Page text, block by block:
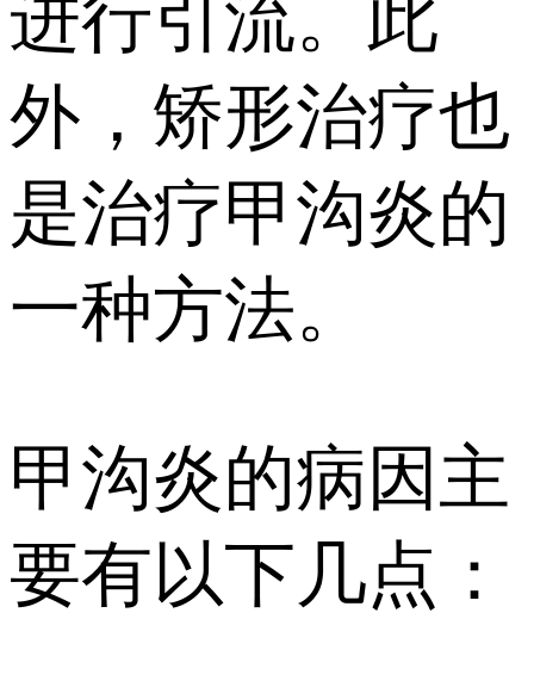
进行引流。此
外，矫形治疗也
是治疗甲沟炎的
一种方法。
甲沟炎的病因主
要有以下几点：